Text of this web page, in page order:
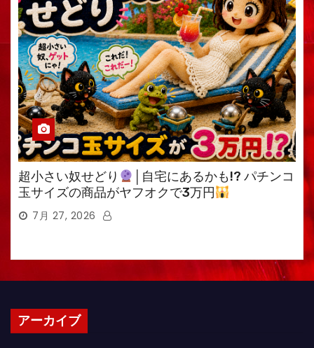
超小さい奴せどり
│自宅にあるかも!? パチンコ
玉サイズの商品がヤフオクで3万円
7月 27, 2026
アーカイブ